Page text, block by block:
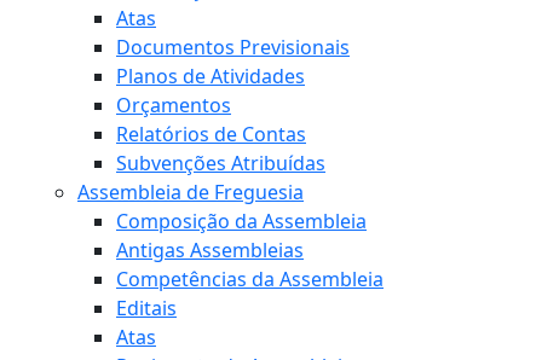
Atas
Documentos Previsionais
Planos de Atividades
Orçamentos
Relatórios de Contas
Subvenções Atribuídas
Assembleia de Freguesia
Composição da Assembleia
Antigas Assembleias
Competências da Assembleia
Editais
Atas